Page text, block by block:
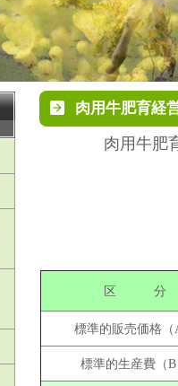
肉用牛肥育経
肉用牛肥
区 分
標準的販売価格（
標準的生産費（